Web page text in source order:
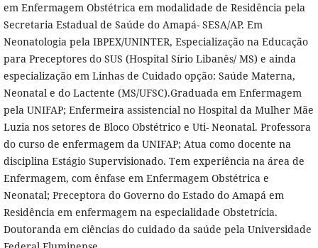
em Enfermagem Obstétrica em modalidade de Residência pela
Secretaria Estadual de Saúde do Amapá- SESA/AP. Em
Neonatologia pela IBPEX/UNINTER, Especialização na Educação
para Preceptores do SUS (Hospital Sírio Libanês/ MS) e ainda
especialização em Linhas de Cuidado opção: Saúde Materna,
Neonatal e do Lactente (MS/UFSC).Graduada em Enfermagem
pela UNIFAP; Enfermeira assistencial no Hospital da Mulher Mãe
Luzia nos setores de Bloco Obstétrico e Uti- Neonatal. Professora
do curso de enfermagem da UNIFAP; Atua como docente na
disciplina Estágio Supervisionado. Tem experiência na área de
Enfermagem, com ênfase em Enfermagem Obstétrica e
Neonatal; Preceptora do Governo do Estado do Amapá em
Residência em enfermagem na especialidade Obstetrícia.
Doutoranda em ciências do cuidado da saúde pela Universidade